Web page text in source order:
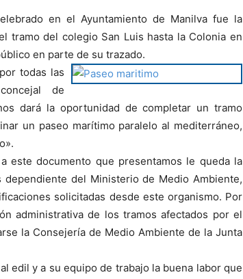
en el Ayuntamiento de Manilva fue la
tramo del colegio San Luis hasta la Colonia en
en parte de su trazado.
todas las
de
dará la oportunidad de completar un tramo
un paseo marítimo paralelo al mediterráneo,
este documento que presentamos le queda la
del Ministerio de Medio Ambiente,
solicitadas desde este organismo. Por
administrativa de los tramos afectados por el
la Consejería de Medio Ambiente de la Junta
edil y a su equipo de trabajo la buena labor que